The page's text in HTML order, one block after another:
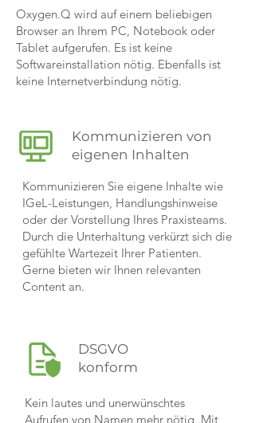
Oxygen.Q wird auf einem beliebigen
Browser an Ihrem PC, Notebook oder
Tablet aufgerufen. Es ist keine
Softwareinstallation nötig. Ebenfalls ist
keine Internetverbindung nötig.
Kommunizieren von
eigenen Inhalten
Kommunizieren Sie eigene Inhalte wie
IGeL-Leistungen, Handlungshinweise
oder der Vorstellung Ihres Praxisteams.
Durch die Unterhaltung verkürzt sich die
gefühlte Wartezeit Ihrer Patienten.
Gerne bieten wir Ihnen relevanten
Content an.
DSGVO
konform
Kein lautes und unerwünschtes
Aufrufen von Namen mehr nötig. Mit